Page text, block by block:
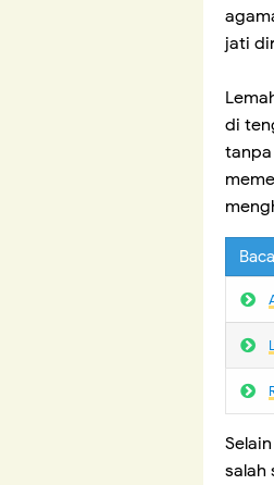
jati
di
salah